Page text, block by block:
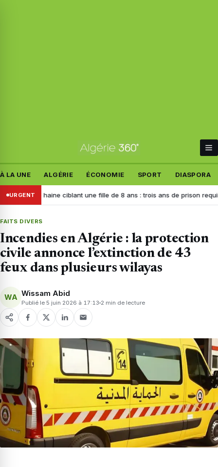
À LA UNE ALGÉRIE ÉCONOMIE SPORT DIASPORA
URGENT
de haine ciblant une fille de 8 ans : trois ans de prison requis contre
FAITS DIVERS
Incendies en Algérie : la protection
civile annonce l’extinction de 43
feux dans plusieurs wilayas
WA Wissam Abid
Publié le 5 juin 2026 à 17:13 2 min de lecture